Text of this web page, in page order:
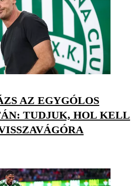
AZ EGYGÓLOS
TUDJUK, HOL KELL